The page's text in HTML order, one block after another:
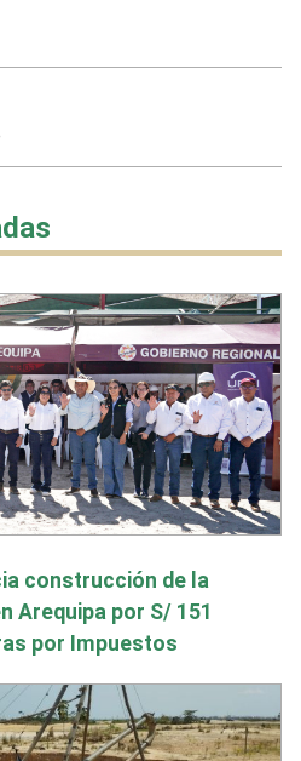
construcción de la
Arequipa por S/ 151
por Impuestos